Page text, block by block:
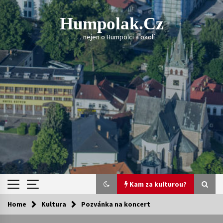
Skip
to
content
Humpolak.cz
. . . . . nejen o Humpolci a okolí
Kam za kulturou?
Kam za kulturou?
Home Kultura Pozvánka na koncert